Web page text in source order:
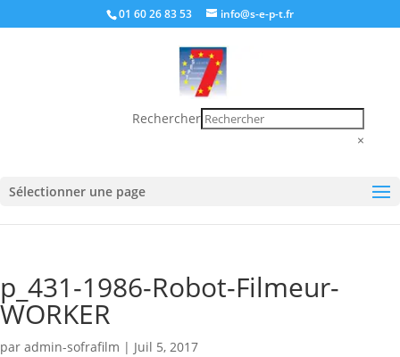
01 60 26 83 53 info@s-e-p-t.fr
Rechercher
×
Sélectionner une page
p_431-1986-Robot-Filmeur-
WORKER
par admin-sofrafilm | Juil 5, 2017